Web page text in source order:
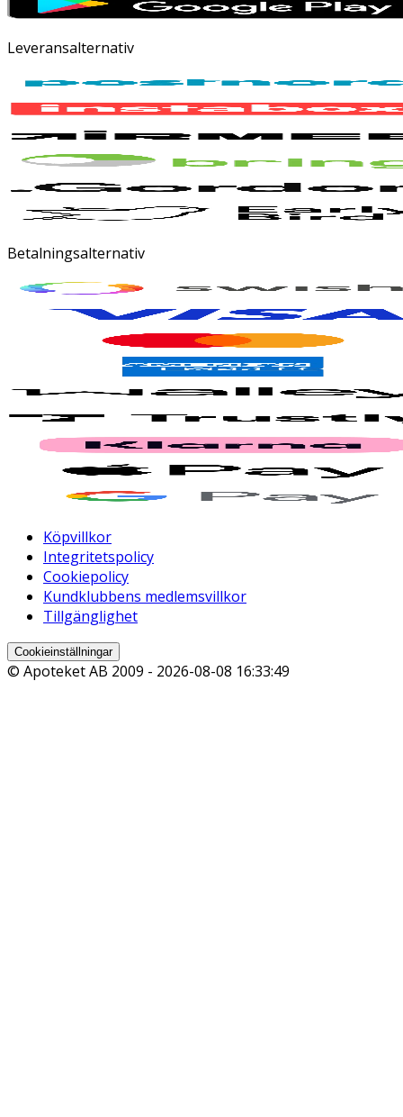
Leveransalternativ
Betalningsalternativ
Köpvillkor
Integritetspolicy
Cookiepolicy
Kundklubbens medlemsvillkor
Tillgänglighet
Cookieinställningar
© Apoteket AB 2009 - 2026-08-08 16:33:49